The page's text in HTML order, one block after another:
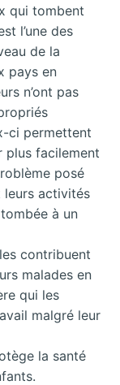
qui tombent
l’une des
de la
pays en
n’ont pas
ci permettent
plus facilement
posé
leurs activités
à un
contribuent
malades en
qui les
malgré leur
la santé